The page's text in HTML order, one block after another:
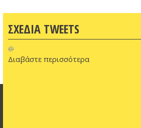
ΣΧΕΔΙΑ TWEETS
@
Διαβάστε περισσότερα